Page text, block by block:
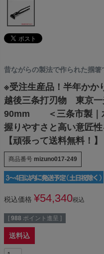
昔ながらの製法で作られた掴箸
※受注生産品！半年かか
越後三条打刃物 東京
90mm ＜三条市製｜
握りやすさと高い意匠
【頑張って送料無料！】
商品番号 mizuno017-249
税込価格 ¥54,340税込
[ 988 ポイント進呈 ]
送料込